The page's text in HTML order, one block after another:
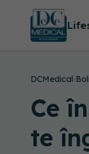
DCMedical›
Ce
te